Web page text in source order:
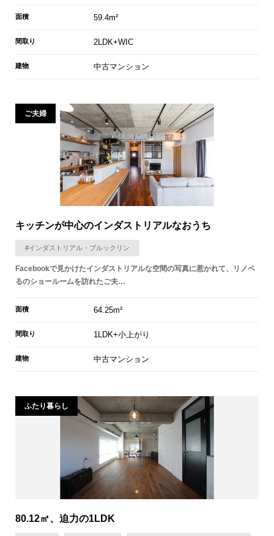
面積 59.4m²
間取り 2LDK+WIC
建物 中古マンション
ご夫婦
キッチンが中心のインダストリアルなおうち
#インダストリアル・ブルックリン
Facebookで見かけたインダストリアルな空間の写真に惹かれて、リノベ
るのショールームを訪れたご夫…
面積 64.25m²
間取り 1LDK+小上がり
建物 中古マンション
ふたり暮らし
80.12㎡、迫力の1LDK